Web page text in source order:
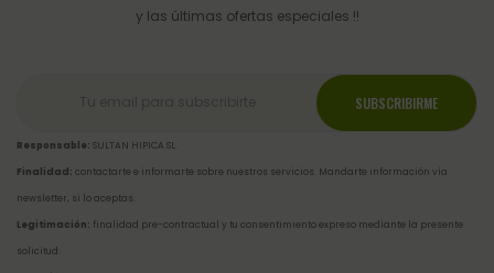
y las últimas ofertas especiales !!
Responsable: SULTAN HIPICA SL.
Finalidad: contactarte e informarte sobre nuestros servicios. Mandarte información vía
newsletter, si lo aceptas.
Legitimación: finalidad pre-contractual y tu consentimiento expreso mediante la presente
solicitud.